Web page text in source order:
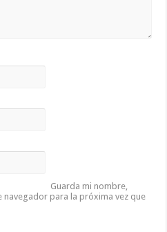
Guarda mi nombre,
navegador para la próxima vez que